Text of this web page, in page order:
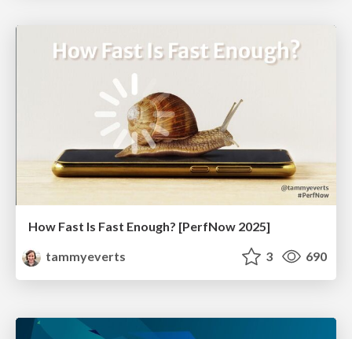
How Fast Is Fast Enough? [PerfNow 2025]
tammyeverts
3 690